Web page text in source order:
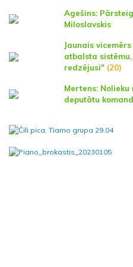
Agešins:
Miloslavskis
Jaunais
atbalsta
redzējusi" (20)
Mertens:
deputātu